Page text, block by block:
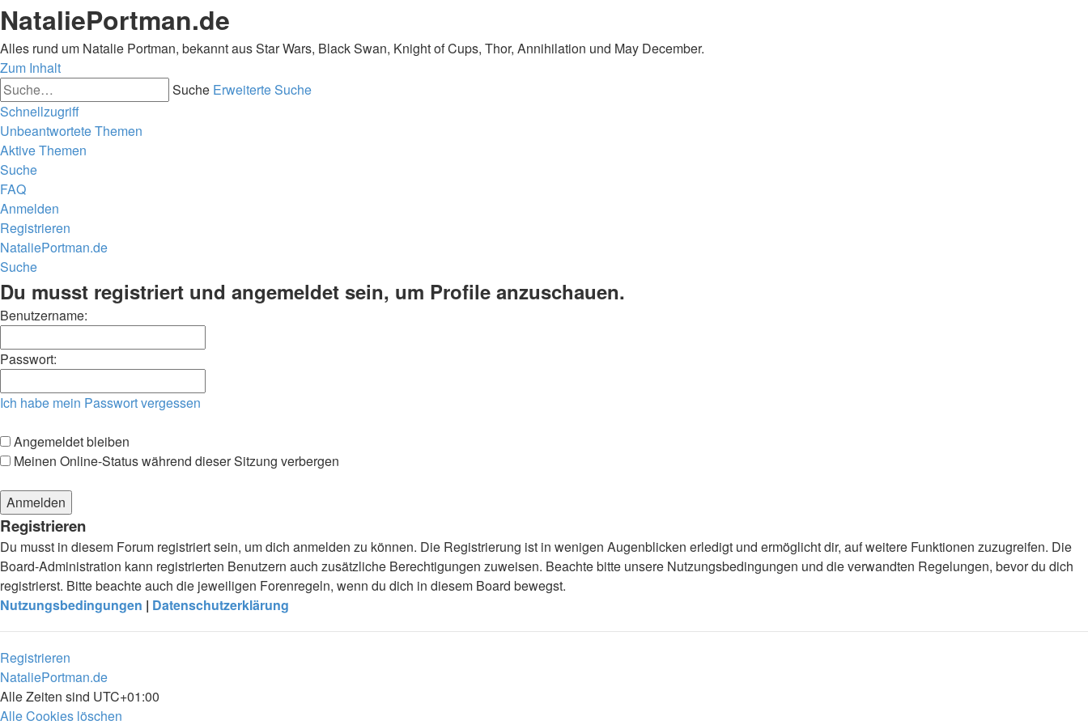
NataliePortman.de
Alles rund um Natalie Portman, bekannt aus Star Wars, Black Swan, Knight of Cups, Thor, Annihilation und May December.
Zum Inhalt
Suche Erweiterte Suche
Schnellzugriff
Unbeantwortete Themen
Aktive Themen
Suche
FAQ
Anmelden
Registrieren
NataliePortman.de
Suche
Du musst registriert und angemeldet sein, um Profile anzuschauen.
Benutzername:
Passwort:
Ich habe mein Passwort vergessen
Angemeldet bleiben
Meinen Online-Status während dieser Sitzung verbergen
Registrieren
Du musst in diesem Forum registriert sein, um dich anmelden zu können. Die Registrierung ist in wenigen Augenblicken erledigt und ermöglicht dir, auf weitere Funktionen zuzugreifen. Die
Board-Administration kann registrierten Benutzern auch zusätzliche Berechtigungen zuweisen. Beachte bitte unsere Nutzungsbedingungen und die verwandten Regelungen, bevor du dich
registrierst. Bitte beachte auch die jeweiligen Forenregeln, wenn du dich in diesem Board bewegst.
Nutzungsbedingungen | Datenschutzerklärung
Registrieren
NataliePortman.de
Alle Zeiten sind UTC+01:00
Alle Cookies löschen